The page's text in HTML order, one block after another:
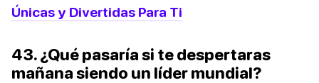
Únicas y Divertidas Para Ti
43. ¿Qué pasaría si te despertaras
mañana siendo un líder mundial?